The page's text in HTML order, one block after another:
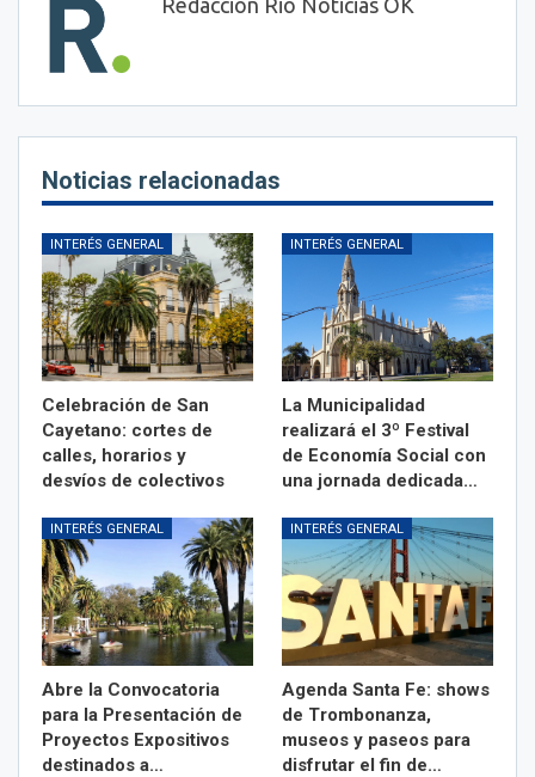
Noticias relacionadas
INTERÉS GENERAL
Celebración de San
Cayetano: cortes de
calles, horarios y
desvíos de colectivos
INTERÉS GENERAL
La Municipalidad
realizará el 3º Festival
de Economía Social con
una jornada dedicada…
INTERÉS GENERAL
Abre la Convocatoria
para la Presentación de
Proyectos Expositivos
destinados a…
INTERÉS GENERAL
Agenda Santa Fe: shows
de Trombonanza,
museos y paseos para
disfrutar el fin de…